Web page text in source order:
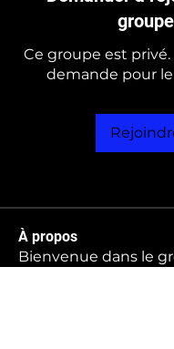
groupe
Ce groupe est
demande pour
À propos
Bienvenue dans le